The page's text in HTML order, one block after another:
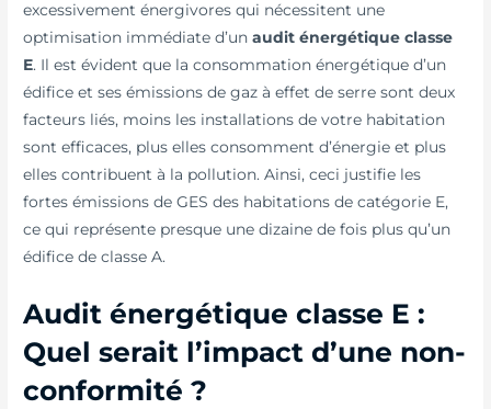
excessivement énergivores qui nécessitent une
optimisation immédiate d’unaudit énergétique classe
E. Il est évident que la consommation énergétique d’un
édifice et ses émissions de gaz à effet de serre sont deux
facteurs liés, moins les installations de votre habitation
sont efficaces, plus elles consomment d’énergie et plus
elles contribuent à la pollution. Ainsi, ceci justifie les
fortes émissions de GES des habitations de catégorie E,
ce qui représente presque une dizaine de fois plus qu’un
édifice de classe A.
Audit énergétique classe E :
Quel serait l’impact d’une non-
conformité ?